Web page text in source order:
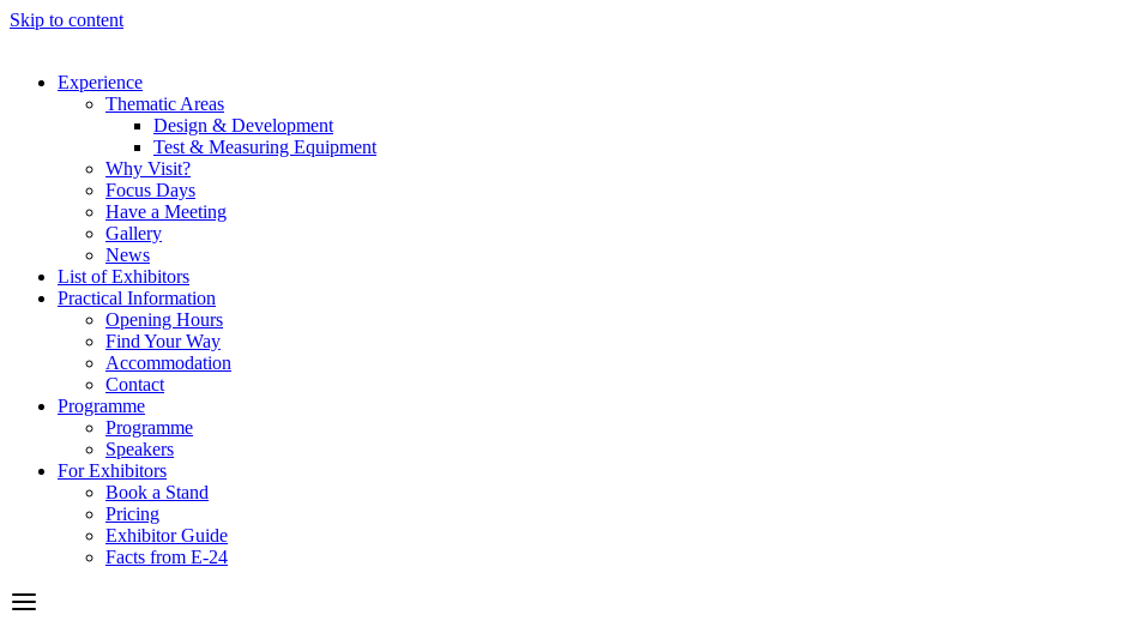
Skip to content
Experience
Thematic Areas
Design & Development
Test & Measuring Equipment
Why Visit?
Focus Days
Have a Meeting
Gallery
News
List of Exhibitors
Practical Information
Opening Hours
Find Your Way
Accommodation
Contact
Programme
Programme
Speakers
For Exhibitors
Book a Stand
Pricing
Exhibitor Guide
Facts from E-24